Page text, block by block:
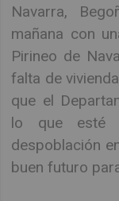
Navarra,
mañana con
Pirineo de
falta de
que el
lo que esté
despoblación
buen futuro